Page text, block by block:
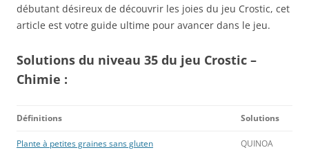
débutant désireux de découvrir les joies du jeu Crostic, cet
article est votre guide ultime pour avancer dans le jeu.
Solutions du niveau 35 du jeu Crostic –
Chimie :
Définitions Solutions
Plante à petites graines sans gluten QUINOA